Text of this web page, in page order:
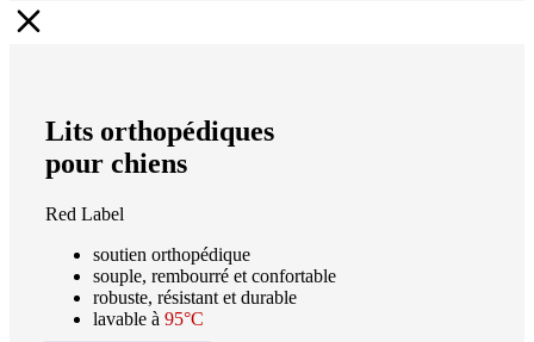
Lits orthopédiques
pour chiens
Red Label
soutien orthopédique
souple, rembourré et confortable
robuste, résistant et durable
lavable à 95°C